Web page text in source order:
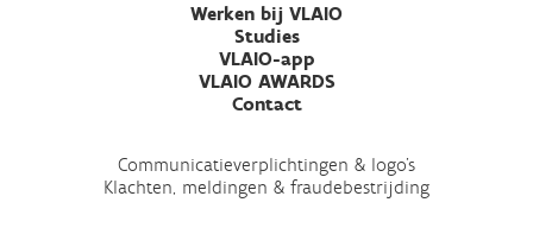
Werken bij VLAIO
Studies
VLAIO-app
VLAIO AWARDS
Contact
Communicatieverplichtingen & logo's
Klachten, meldingen & fraudebestrijding